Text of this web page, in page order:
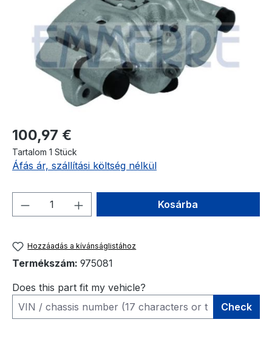
Normál ár:
100,97 €
Tartalom 1 Stück
Áfás ár, szállítási költség nélkül
Termékmennyiség: Adja meg a kívánt
Kosárba
Hozzáadás a kívánságlistához
Termékszám: 975081
Does this part fit my vehicle?
Check